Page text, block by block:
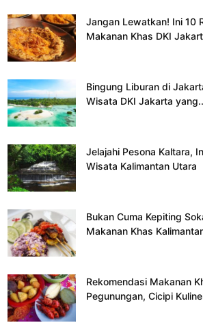
Jangan Lewatkan! Ini 10
Makanan Khas DKI
Bingung Liburan di
Wisata DKI Jakarta
Jelajahi Pesona Kaltara,
Wisata Kalimantan Utara
Bukan Cuma Kepiting
Makanan Khas
Rekomendasi Makanan
Pegunungan, Cicipi